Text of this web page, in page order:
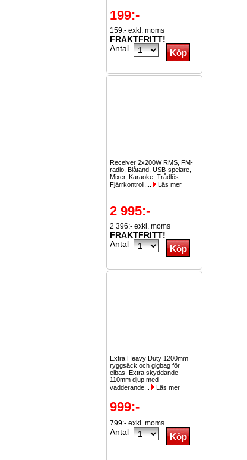
199:-
159:- exkl. moms
FRAKTFRITT!
Antal
Receiver 2x200W RMS, FM-
radio, Blåtand, USB-spelare,
Mixer, Karaoke, Trådlös
Fjärrkontroll,...
Läs mer
2 995:-
2 396:- exkl. moms
FRAKTFRITT!
Antal
Extra Heavy Duty 1200mm
ryggsäck och gigbag för
elbas. Extra skyddande
110mm djup med
vadderande...
Läs mer
999:-
799:- exkl. moms
Antal